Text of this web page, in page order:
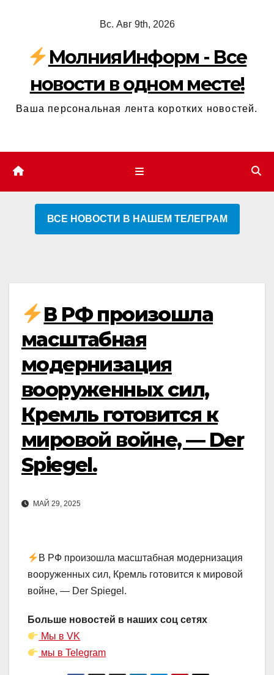
содержимому
Вс. Авг 9th, 2026
МолнияИнформ - Все
новости в одном месте!
Ваша персональная лента коротких новостей.
ВСЕ НОВОСТИ В НАШЕМ ТЕЛЕГРАМ
В РФ произошла
масштабная
модернизация
вооруженных сил,
Кремль готовится к
мировой войне, — Der
Spiegel.
МАЙ 29, 2025
В РФ произошла масштабная модернизация
вооруженных сил, Кремль готовится к мировой
войне, — Der Spiegel.
Больше новостей в наших соц сетях
Мы в VK
мы в Telegram